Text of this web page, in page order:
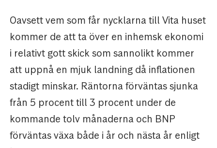
Oavsett vem som får nycklarna till Vita huset
kommer de att ta över en inhemsk ekonomi
i relativt gott skick som sannolikt kommer
att uppnå en mjuk landning då inflationen
stadigt minskar. Räntorna förväntas sjunka
från 5 procent till 3 procent under de
kommande tolv månaderna och BNP
förväntas växa både i år och nästa år enligt